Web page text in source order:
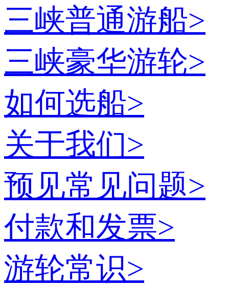
三峡普通游船>
三峡豪华游轮>
如何选船>
关于我们>
预见常见问题>
付款和发票>
游轮常识>